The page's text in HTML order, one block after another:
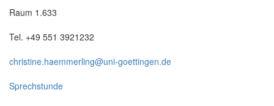
Raum 1.633
Tel. +49 551 3921232
christine.haemmerling@uni-goettingen.de
Sprechstunde